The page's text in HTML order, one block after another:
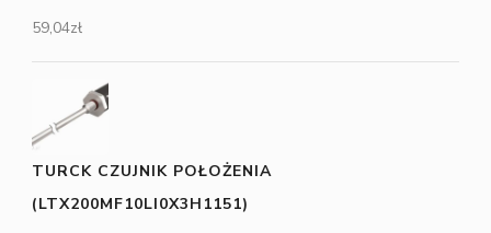
59,04zł
TURCK CZUJNIK POŁOŻENIA
(LTX200MF10LI0X3H1151)